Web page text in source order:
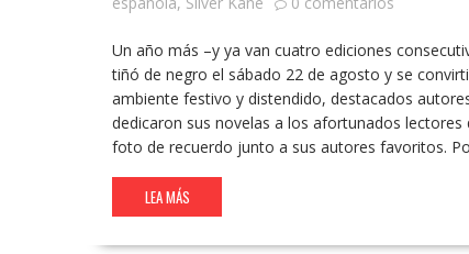
Un año más –y ya van cuatro ediciones
tiñó de negro el sábado 22 de agosto y se
ambiente festivo y distendido, destacados
dedicaron sus novelas a los afortunados
foto de recuerdo junto a sus autores favoritos.
LEA MÁS